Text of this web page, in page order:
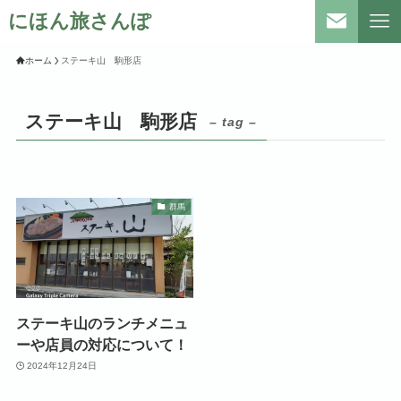
にほん旅さんぽ
ホーム ステーキ山 駒形店
ステーキ山 駒形店 – tag –
群馬
ステーキ山のランチメニュ
ーや店員の対応について！
2024年12月24日